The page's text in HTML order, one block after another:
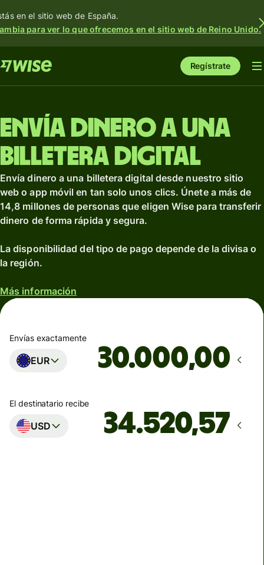
en el sitio web de España.
para ver lo que ofrecemos en el sitio web de Reino Unido.
Regístrate
Envía dinero a una
billetera digital
Envía dinero a una billetera digital desde nuestro sitio
web o app móvil en tan solo unos clics. Únete a más de
14,8 millones de personas que eligen Wise para transferir
dinero de forma rápida y segura.
La disponibilidad del tipo de pago depende de la divisa o
la región.
Más información
Envías exactamente
EUR ,00
El destinatario recibe
USD